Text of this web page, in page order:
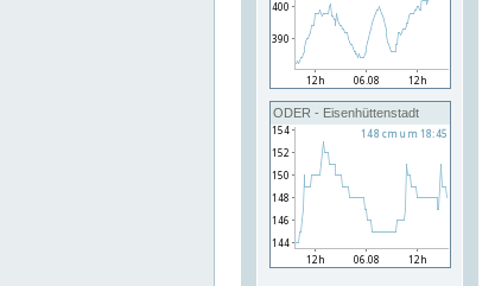
ODER - Eisenhüttenstadt